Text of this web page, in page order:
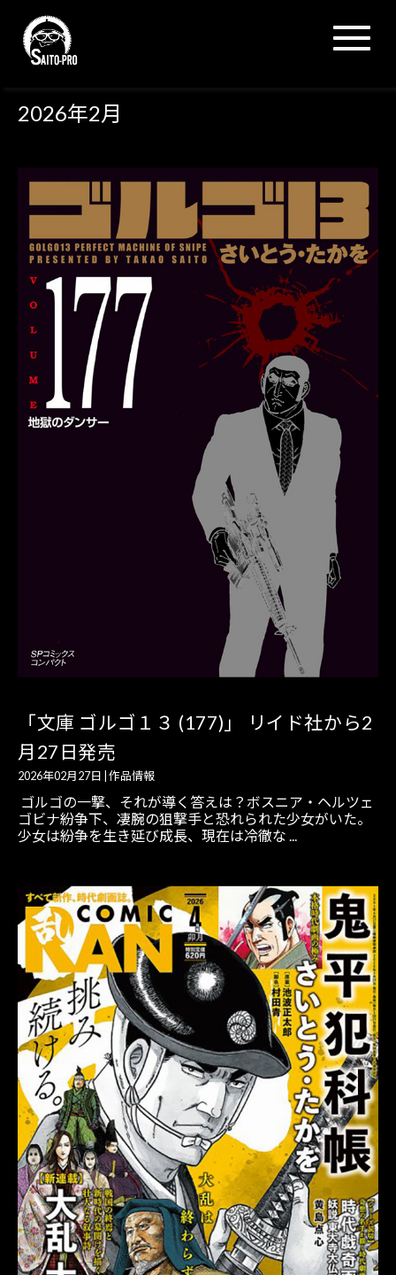
N
a
n
2026年2月
「文庫 ゴルゴ１３ (177)」 リイド社から2
月27日発売
2026年02月27日 作品情報
ゴルゴの一撃、それが導く答えは？ボスニア・ヘルツェ
ゴビナ紛争下、凄腕の狙撃手と恐れられた少女がいた。
少女は紛争を生き延び成長、現在は冷徹な ...